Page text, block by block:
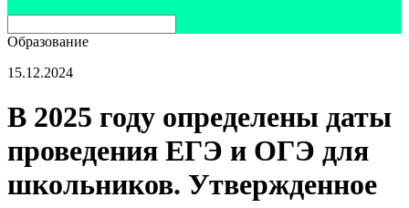
Образование
15.12.2024
В 2025 году определены даты
проведения ЕГЭ и ОГЭ для
школьников. Утвержденное